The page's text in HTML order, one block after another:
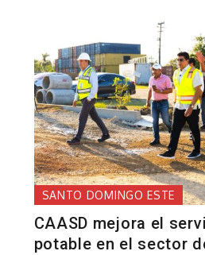
SANTO DOMINGO ESTE
CAASD mejora el
potable en el sector